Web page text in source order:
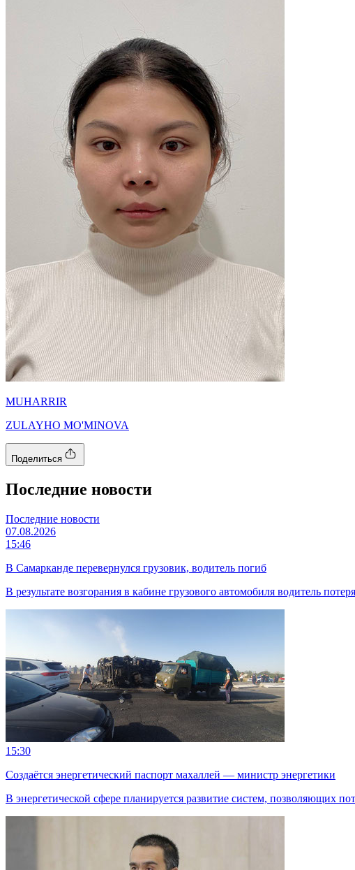
MUHARRIR
ZULAYHO MO'MINOVA
Поделиться
Последние новости
Последние новости
07.08.2026
15:46
В Самарканде перевернулся грузовик, водитель погиб
В результате возгорания в кабине грузового автомобиля водитель
15:30
Создаётся энергетический паспорт махаллей — министр энергетики
В энергетической сфере планируется развитие систем, позволяющих